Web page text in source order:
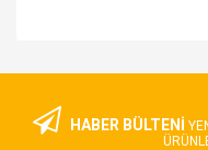
HABER BÜLTENİ